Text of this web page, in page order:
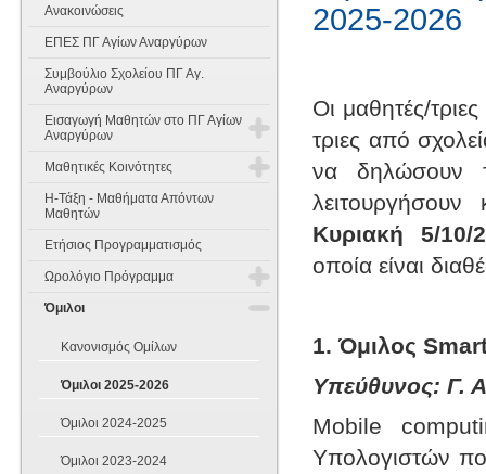
Ανακοινώσεις
ΕΠΕΣ ΠΓ Αγίων Αναργύρων
Συμβούλιο Σχολείου ΠΓ Αγ.
Αναργύρων
Εισαγωγή Μαθητών στο ΠΓ Αγίων
Αναργύρων
Εισαγωγή Μαθητών στην Α'
Γυμνασίου
Γυμνασίου
Δεξιοτήτων
Μαθητικές Κοινότητες
Έννοιες Σκοπός και Χαρακτήρας
Όργανα Σύνθεση και λειτουργία
σχολική ζωή
Πενταμελή Μαθητικά Συμβούλια
Δεκαπενταμελές Μαθητικό
Η-Τάξη - Μαθήματα Απόντων
Μαθητών
Ετήσιος Προγραμματισμός
Ωρολόγιο Πρόγραμμα
Διδακτικό Ωράριο
Ωρολόγιο Πρόγραμμα 2025-2026
Όμιλοι
Κανονισμός Ομίλων
Όμιλοι 2025-2026
Όμιλοι 2024-2025
Όμιλοι 2023-2024
2025-2026
Οι μαθητές/
τριες από
να δηλώσουν
Κυριακή 5/10/
οποία είναι
1. Όμιλος
Υπεύθυνος: Γ.
Mobile
Υπολογιστών